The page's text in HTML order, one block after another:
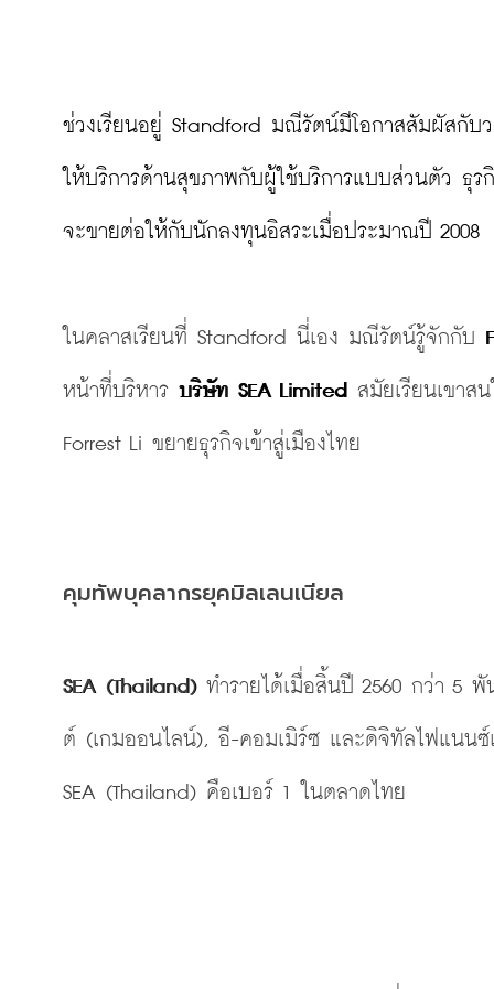
ช่วงเรียนอยู่ Standford มณีรัตน์มีโอกาสสัมผัสกับ
ให้บริการด้านสุขภาพกับผู้ใช้บริการแบบส่วนตัว ธุร
จะขายต่อให้กับนักลงทุนอิสระเมื่อประมาณปี 2008
ในคลาสเรียนที่ Standford นี่เอง มณีรัตน์รู้จักกับ
หน้าที่บริหาร บริษัท SEA Limited สมัยเรียนเขาส
Forrest Li ขยายธุรกิจเข้าสู่เมืองไทย
คุมทัพบุคลากรยุคมิลเลนเนียล
SEA (Thailand) ทำรายได้เมื่อสิ้นปี 2560 กว่า 5
ต์ (เกมออนไลน์), อี-คอมเมิร์ซ และดิจิทัลไฟแนนซ์
SEA (Thailand) คือเบอร์ 1 ในตลาดไทย